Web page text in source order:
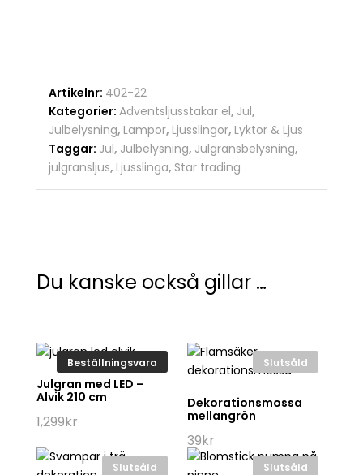
Artikelnr: 402-22
Kategorier: Adventsljusstakar el, Jul,
Julbelysning, Lampor, Ljusslingor, Lyktor & Ljus
Taggar: Jul, Julbelysning, Julgransbelysning,
julgransljus, Ljusslinga, Star trading
Du kanske också gillar …
Beställningsvara
Julgran med LED –
Alvik 210 cm
1,299kr
Slutsåld
Dekorationsmossa
mellangrön
39kr
Slutsåld Slutsåld